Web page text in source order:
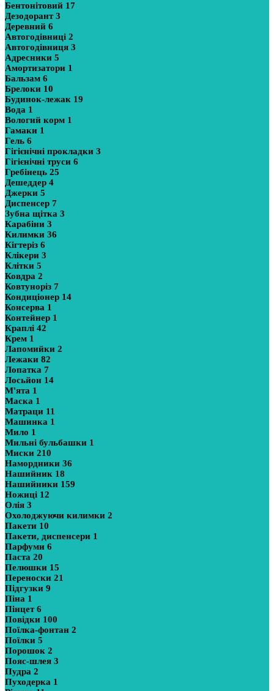
Бентонітовий 17
Дезодорант3
Деревний 6
Автогодівниці 2
Автогодівниця 3
Адресники 5
Амортизатори 1
Бальзам 6
Брелоки 10
Будинок-лежак 19
Вода 1
Вологий корм 1
Гамаки 1
Гель 6
Гігієнічні прокладки 3
Гігієнічні труси 6
Гребінець 25
Дешеддер 4
Джерки 5
Диспенсер 7
Зубна щітка 3
Карабіни 3
Килимки 36
Кігтеріз 6
Клікери 3
Клітки 5
Ковдра 2
Ковтуноріз 7
Кондиціонер 14
Консерва 1
Контейнер 1
Краплі 42
Крем 1
Лапомийки 2
Лежаки 82
Лопатка 7
Лосьйон 14
М'ята 1
Маска 1
Матраци 11
Машинка 1
Мило 1
Мильні бульбашки 1
Миски 210
Намордники 36
Нашийник 18
Нашийники 159
Ножиці 12
Олія 3
Охолоджуючи килимки 2
Пакети 10
Пакети, диспенсери 1
Парфуми 6
Паста 20
Пелюшки 15
Переноски 21
Підгузки 9
Піна 1
Пінцет6
Повідки 100
Поїлка-фонтан 2
Поїлки 5
Порошок 2
Пояс-шлея 3
Пудра 2
Пуходерка 1